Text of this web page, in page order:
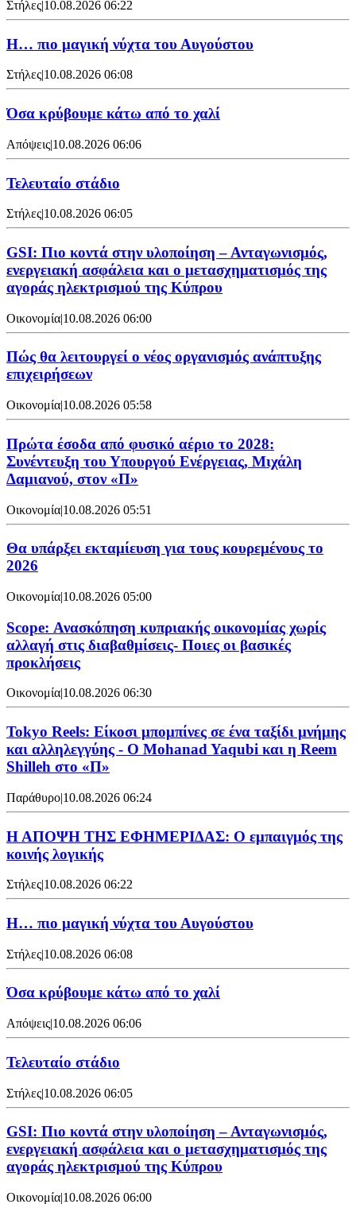
Στήλες|10.08.2026 06:22
Η… πιο μαγική νύχτα του Αυγούστου
Στήλες|10.08.2026 06:08
Όσα κρύβουμε κάτω από το χαλί
Απόψεις|10.08.2026 06:06
Τελευταίο στάδιο
Στήλες|10.08.2026 06:05
GSI: Πιο κοντά στην υλοποίηση – Ανταγωνισμός,
ενεργειακή ασφάλεια και ο μετασχηματισμός της
αγοράς ηλεκτρισμού της Κύπρου
Οικονομία|10.08.2026 06:00
Πώς θα λειτουργεί ο νέος οργανισμός ανάπτυξης
επιχειρήσεων
Οικονομία|10.08.2026 05:58
Πρώτα έσοδα από φυσικό αέριο το 2028:
Συνέντευξη του Υπουργού Ενέργειας, Μιχάλη
Δαμιανού, στον «Π»
Οικονομία|10.08.2026 05:51
Θα υπάρξει εκταμίευση για τους κουρεμένους το
2026
Οικονομία|10.08.2026 05:00
Scope: Ανασκόπηση κυπριακής οικονομίας χωρίς
αλλαγή στις διαβαθμίσεις- Ποιες οι βασικές
προκλήσεις
Οικονομία|10.08.2026 06:30
Tokyo Reels: Είκοσι μπομπίνες σε ένα ταξίδι μνήμης
και αλληλεγγύης - Ο Mohanad Yaqubi και η Reem
Shilleh στο «Π»
Παράθυρο|10.08.2026 06:24
Η ΑΠΟΨΗ ΤΗΣ ΕΦΗΜΕΡΙΔΑΣ: Ο εμπαιγμός της
κοινής λογικής
Στήλες|10.08.2026 06:22
Η… πιο μαγική νύχτα του Αυγούστου
Στήλες|10.08.2026 06:08
Όσα κρύβουμε κάτω από το χαλί
Απόψεις|10.08.2026 06:06
Τελευταίο στάδιο
Στήλες|10.08.2026 06:05
GSI: Πιο κοντά στην υλοποίηση – Ανταγωνισμός,
ενεργειακή ασφάλεια και ο μετασχηματισμός της
αγοράς ηλεκτρισμού της Κύπρου
Οικονομία|10.08.2026 06:00